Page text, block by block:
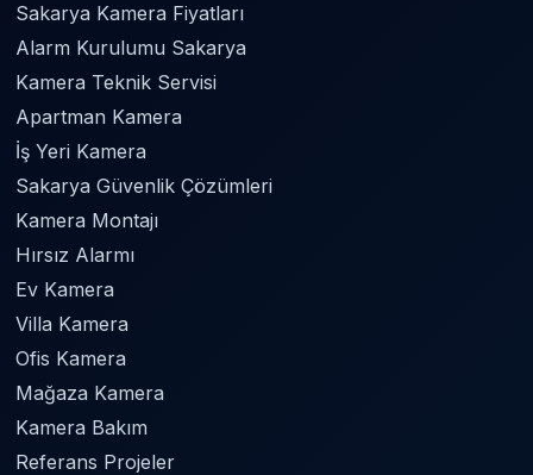
Sakarya Kamera Fiyatları
Alarm Kurulumu Sakarya
Kamera Teknik Servisi
Apartman Kamera
İş Yeri Kamera
Sakarya Güvenlik Çözümleri
Kamera Montajı
Hırsız Alarmı
Ev Kamera
Villa Kamera
Ofis Kamera
Mağaza Kamera
Kamera Bakım
Referans Projeler